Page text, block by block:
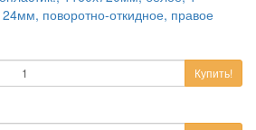
поворотно-откидное, правое
Купить!